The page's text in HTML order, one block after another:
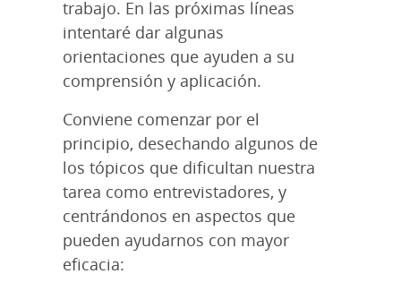
trabajo. En las próximas líneas
intentaré dar algunas
orientaciones que ayuden a su
comprensión y aplicación.
Conviene comenzar por el
principio, desechando algunos de
los tópicos que dificultan nuestra
tarea como entrevistadores, y
centrándonos en aspectos que
pueden ayudarnos con mayor
eficacia: